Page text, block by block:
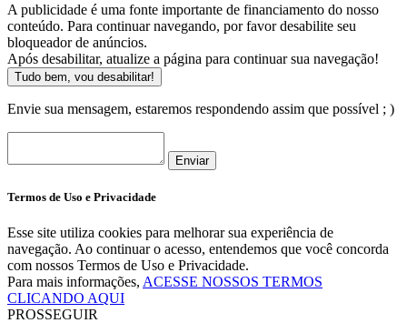
A publicidade é uma fonte importante de financiamento do nosso
conteúdo. Para continuar navegando, por favor desabilite seu
bloqueador de anúncios.
Após desabilitar, atualize a página para continuar sua navegação!
Tudo bem, vou desabilitar!
Envie sua mensagem, estaremos respondendo assim que possível ; )
Enviar
Termos de Uso e Privacidade
Esse site utiliza cookies para melhorar sua experiência de
navegação. Ao continuar o acesso, entendemos que você concorda
com nossos Termos de Uso e Privacidade.
Para mais informações, ACESSE NOSSOS TERMOS
CLICANDO AQUI
PROSSEGUIR